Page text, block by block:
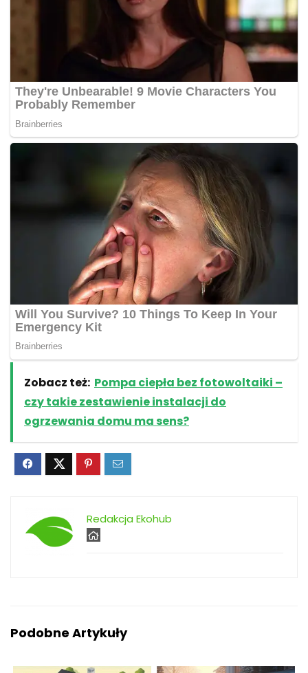
Zobacz też: Pompa ciepła bez fotowoltaiki –
czy takie zestawienie instalacji do
ogrzewania domu ma sens?
Redakcja Ekohub
Podobne Artykuły